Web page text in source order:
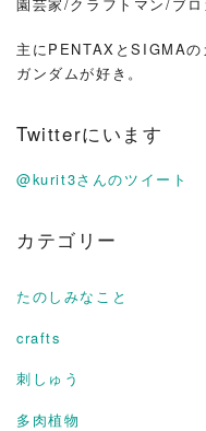
主にPENTAXとSIGMAの
ガンダムが好き。
Twitterにいます
@kurit3さんのツイート
カテゴリー
たのしみなこと
crafts
刺しゅう
多肉植物